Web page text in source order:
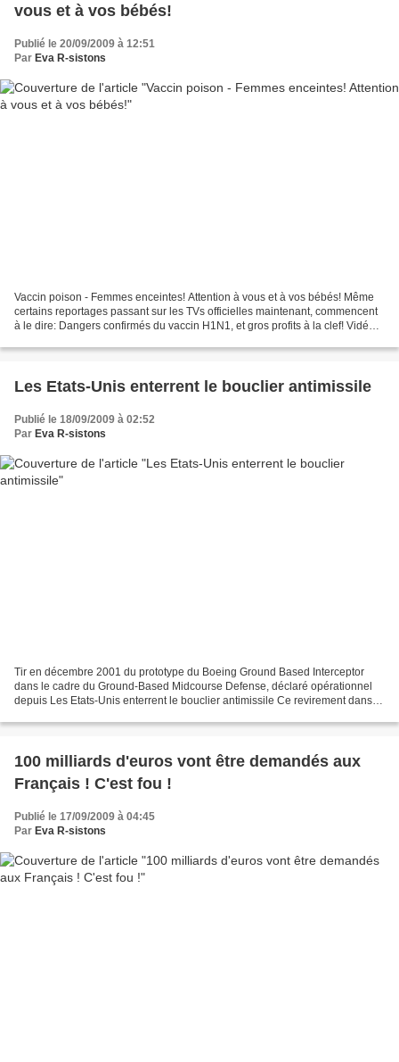
vous et à vos bébés!
Publié le 20/09/2009 à 12:51
Par Eva R-sistons
Vaccin poison - Femmes enceintes! Attention à vous et à vos bébés! Même
certains reportages passant sur les TVs officielles maintenant, commencent
à le dire: Dangers confirmés du vaccin H1N1, et gros profits à la clef! Vidéo
Les Etats-Unis enterrent le bouclier antimissile
Publié le 18/09/2009 à 02:52
Par Eva R-sistons
Tir en décembre 2001 du prototype du Boeing Ground Based Interceptor
dans le cadre du Ground-Based Midcourse Defense, déclaré opérationnel
depuis Les Etats-Unis enterrent le bouclier antimissile Ce revirement dans
100 milliards d'euros vont être demandés aux
Français ! C'est fou !
Publié le 17/09/2009 à 04:45
Par Eva R-sistons